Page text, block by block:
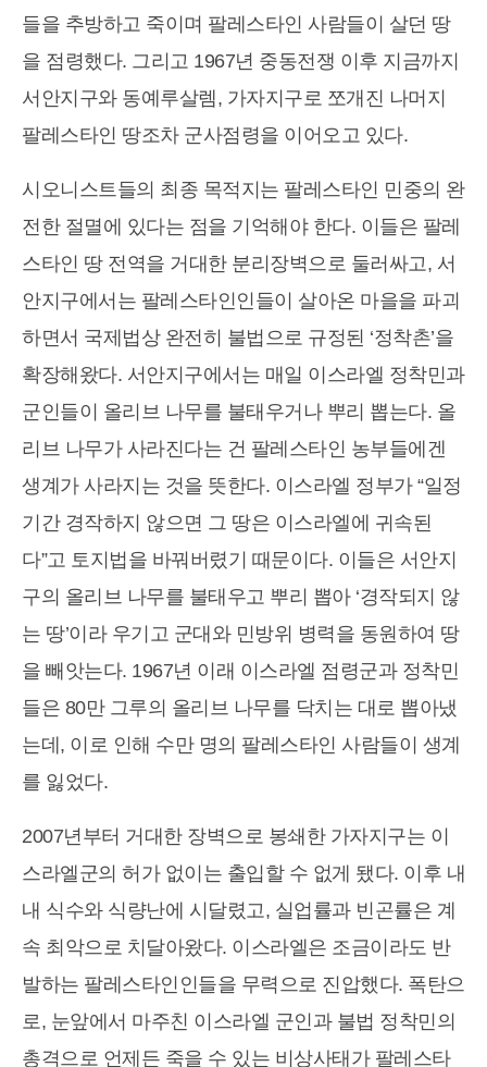
들을 추방하고 죽이며 팔레스타인 사람들이 살던 땅
을 점령했다. 그리고 1967년 중동전쟁 이후 지금까지
서안지구와 동예루살렘, 가자지구로 쪼개진 나머지
팔레스타인 땅조차 군사점령을 이어오고 있다.
시오니스트들의 최종 목적지는 팔레스타인 민중의 완
전한 절멸에 있다는 점을 기억해야 한다. 이들은 팔레
스타인 땅 전역을 거대한 분리장벽으로 둘러싸고, 서
안지구에서는 팔레스타인인들이 살아온 마을을 파괴
하면서 국제법상 완전히 불법으로 규정된 ‘정착촌’을
확장해왔다. 서안지구에서는 매일 이스라엘 정착민과
군인들이 올리브 나무를 불태우거나 뿌리 뽑는다. 올
리브 나무가 사라진다는 건 팔레스타인 농부들에겐
생계가 사라지는 것을 뜻한다. 이스라엘 정부가 “일정
기간 경작하지 않으면 그 땅은 이스라엘에 귀속된
다”고 토지법을 바꿔버렸기 때문이다. 이들은 서안지
구의 올리브 나무를 불태우고 뿌리 뽑아 ‘경작되지 않
는 땅’이라 우기고 군대와 민방위 병력을 동원하여 땅
을 빼앗는다. 1967년 이래 이스라엘 점령군과 정착민
들은 80만 그루의 올리브 나무를 닥치는 대로 뽑아냈
는데, 이로 인해 수만 명의 팔레스타인 사람들이 생계
를 잃었다.
2007년부터 거대한 장벽으로 봉쇄한 가자지구는 이
스라엘군의 허가 없이는 출입할 수 없게 됐다. 이후 내
내 식수와 식량난에 시달렸고, 실업률과 빈곤률은 계
속 최악으로 치달아왔다. 이스라엘은 조금이라도 반
발하는 팔레스타인인들을 무력으로 진압했다. 폭탄으
로, 눈앞에서 마주친 이스라엘 군인과 불법 정착민의
총격으로 언제든 죽을 수 있는 비상사태가 팔레스타